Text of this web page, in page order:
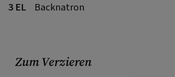
3 EL
Backnatron
Zum Verzieren